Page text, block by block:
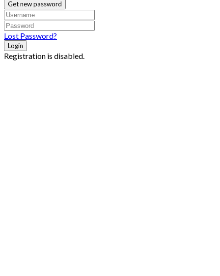
Get new password
Lost Password?
Login
Registration is disabled.